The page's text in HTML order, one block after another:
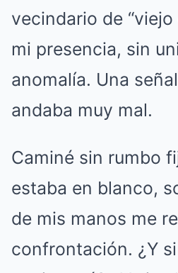
vecindario de
mi presencia, sin
anomalía. Una
andaba muy mal.
Caminé sin rumbo
estaba en blanco,
de mis manos me
confrontación. ¿Y